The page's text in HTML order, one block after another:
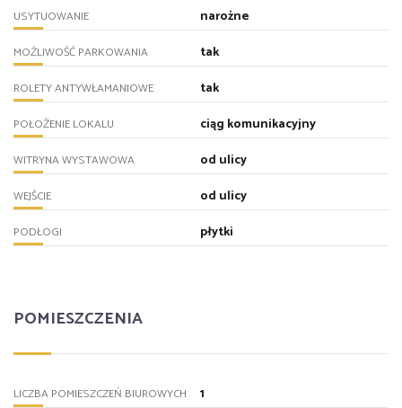
USYTUOWANIE narożne
MOŻLIWOŚĆ PARKOWANIA tak
ROLETY ANTYWŁAMANIOWE tak
POŁOŻENIE LOKALU ciąg komunikacyjny
WITRYNA WYSTAWOWA od ulicy
WEJŚCIE od ulicy
PODŁOGI płytki
POMIESZCZENIA
LICZBA POMIESZCZEŃ BIUROWYCH 1